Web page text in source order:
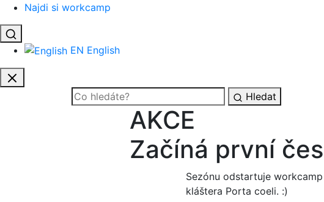
Najdi si workcamp
EN English
Hledat
AKCE
Začíná první
Sezónu odstartuje
kláštera Porta coeli. :)